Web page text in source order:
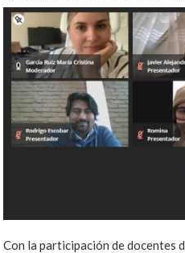
Con la participación de docentes